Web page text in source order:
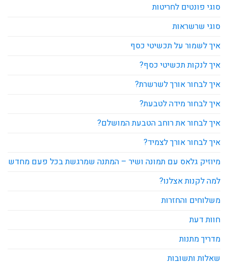
סוגי פונטים לחריטות
סוגי שרשראות
איך לשמור על תכשיטי כסף
איך לנקות תכשיטי כסף?
איך לבחור אורך לשרשרת?
איך לבחור מידה לטבעת?
איך לבחור את רוחב הטבעת המושלם?
איך לבחור אורך לצמיד?
מיוזיק גלאס עם תמונה ושיר – המתנה שמרגשת בכל פעם מחדש
למה לקנות אצלנו?
משלוחים והחזרות
חוות דעת
מדריך מתנות
שאלות ותשובות